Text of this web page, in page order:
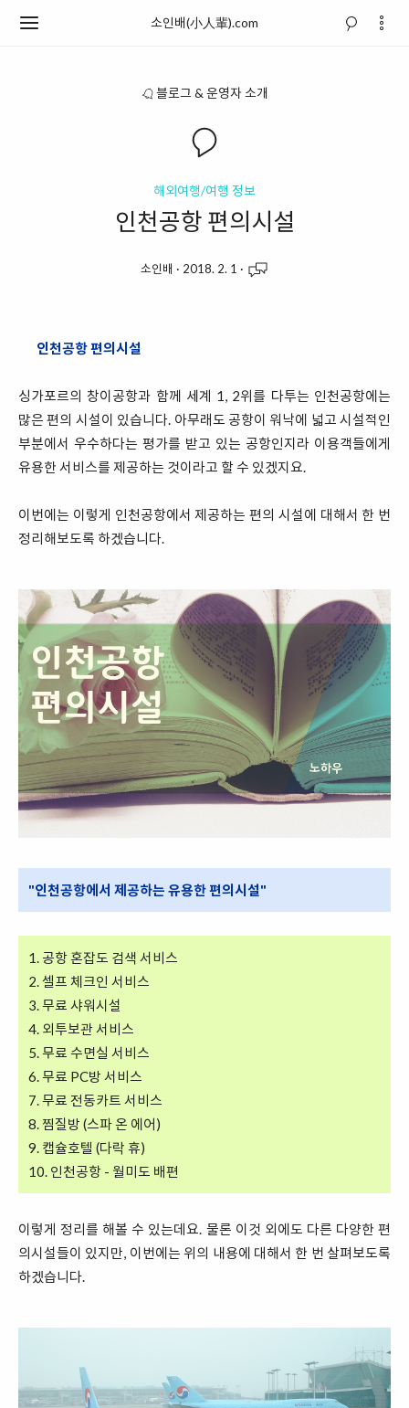
소인배(小人輩).com
블로그 & 운영자 소개
해외여행/여행 정보
인천공항 편의시설
소인배 · 2018. 2. 1 ·
인천공항 편의시설
싱가포르의 창이공항과 함께 세계 1, 2위를 다투는 인천공항에는
많은 편의 시설이 있습니다. 아무래도 공항이 워낙에 넓고 시설적인
부분에서 우수하다는 평가를 받고 있는 공항인지라 이용객들에게
유용한 서비스를 제공하는 것이라고 할 수 있겠지요.
이번에는 이렇게 인천공항에서 제공하는 편의 시설에 대해서 한 번
정리해보도록 하겠습니다.
"인천공항에서 제공하는 유용한 편의시설"
1. 공항 혼잡도 검색 서비스
2. 셀프 체크인 서비스
3. 무료 샤워시설
4. 외투보관 서비스
5. 무료 수면실 서비스
6. 무료 PC방 서비스
7. 무료 전동카트 서비스
8. 찜질방 (스파 온 에어)
9. 캡슐호텔 (다락 휴)
10. 인천공항 - 월미도 배편
이렇게 정리를 해볼 수 있는데요. 물론 이것 외에도 다른 다양한 편
의시설들이 있지만, 이번에는 위의 내용에 대해서 한 번 살펴보도록
하겠습니다.